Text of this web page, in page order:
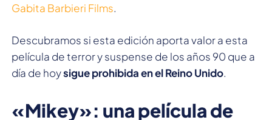
Gabita Barbieri Films.
Descubramos si esta edición aporta valor a esta
película de terror y suspense de los años 90 que a
día de hoysigue prohibida en el Reino Unido.
«Mikey»: una película de